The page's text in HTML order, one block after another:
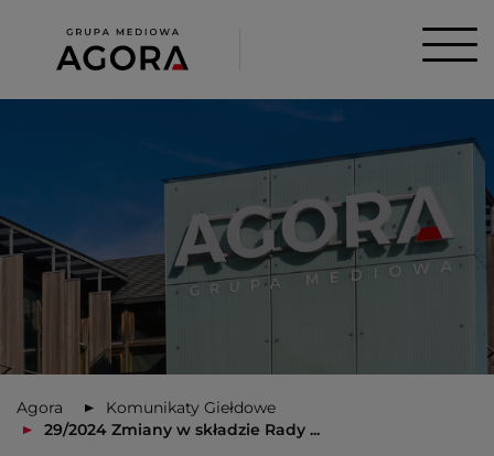
Agora
Komunikaty Giełdowe
29/2024 Zmiany w składzie Rady ...